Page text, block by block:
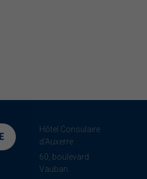
Hôtel Consulaire
d'Auxerre
60, boulevard
Vauban